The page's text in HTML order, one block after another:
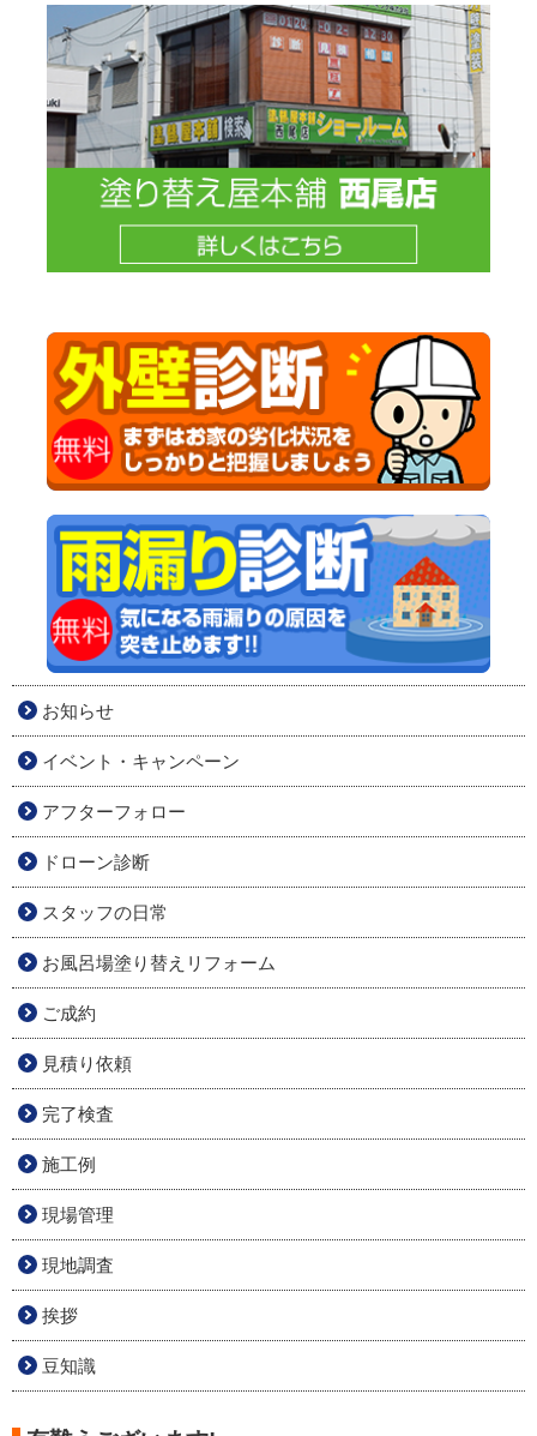
お知らせ
イベント・キャンペーン
アフターフォロー
ドローン診断
スタッフの日常
お風呂場塗り替えリフォーム
ご成約
見積り依頼
完了検査
施工例
現場管理
現地調査
挨拶
豆知識